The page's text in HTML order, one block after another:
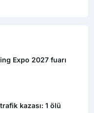
Expo 2027 fuarı
kazası: 1 ölü